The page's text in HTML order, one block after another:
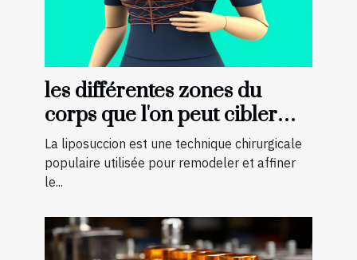
les différentes zones du
corps que l'on peut cibler
avec la liposuccion en
Tunisie
La liposuccion est une technique chirurgicale
populaire utilisée pour remodeler et affiner
le...